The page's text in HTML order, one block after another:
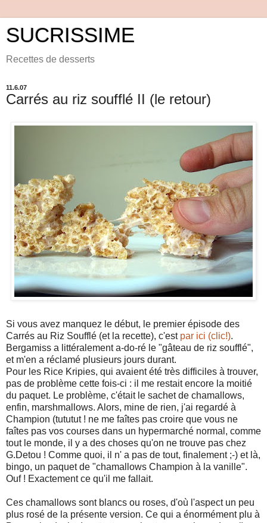
SUCRISSIME
Recettes de desserts
11.6.07
Carrés au riz soufflé II (le retour)
Si vous avez manquez le début, le premier épisode des
Carrés au Riz Soufflé (et la recette), c'est par ici (clic!).
Bergamiss a littéralement a-do-ré le "gâteau de riz soufflé",
et m'en a réclamé plusieurs jours durant.
Pour les Rice Kripies, qui avaient été très difficiles à trouver,
pas de problème cette fois-ci : il me restait encore la moitié
du paquet. Le problème, c'était le sachet de chamallows,
enfin, marshmallows. Alors, mine de rien, j'ai regardé à
Champion (tututut ! ne me faîtes pas croire que vous ne
faîtes pas vos courses dans un hypermarché normal, comme
tout le monde, il y a des choses qu'on ne trouve pas chez
G.Detou ! Comme quoi, il n' a pas de tout, finalement ;-) et là,
bingo, un paquet de "chamallows Champion à la vanille".
Ouf ! Exactement ce qu'il me fallait.
Ces chamallows sont blancs ou roses, d'où l'aspect un peu
plus rosé de la présente version. Ce qui a énormément plu à